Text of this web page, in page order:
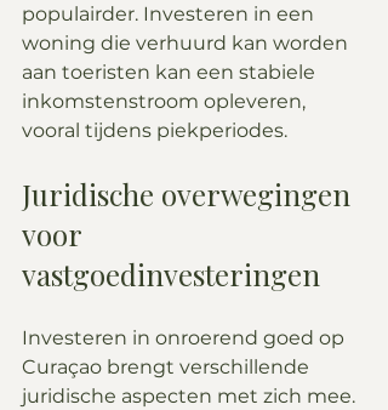
populairder. Investeren in een
woning die verhuurd kan worden
aan toeristen kan een stabiele
inkomstenstroom opleveren,
vooral tijdens piekperiodes.
Juridische overwegingen
voor
vastgoedinvesteringen
Investeren in onroerend goed op
Curaçao brengt verschillende
juridische aspecten met zich mee.